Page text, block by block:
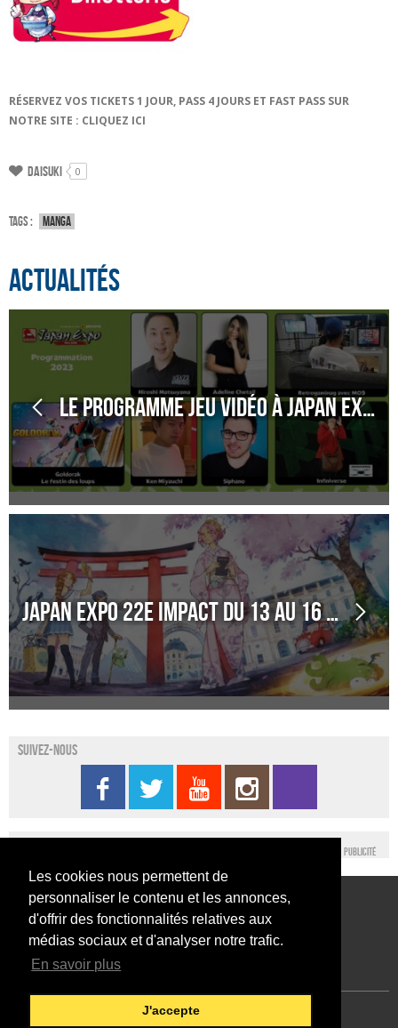
Les cookies nous permettent de
personnaliser le contenu et les annonces,
d'offrir des fonctionnalités relatives aux
médias sociaux et d'analyser notre trafic.
En savoir plus
J'accepte
RÉSERVEZ VOS TICKETS 1 JOUR, PASS 4 JOURS ET FAST PASS SUR
NOTRE SITE : CLIQUEZ ICI
Daisuki 0
Tags : Manga
Actualités
Le programme jeu vidéo à Japan Expo 22e Impact !
Japan Expo 22e Impact du 13 au 16 juillet
Suivez-nous
Publicité
Conditions générales d’utilisation
Nous contacter
Conditions générales de vente
Mentions légales